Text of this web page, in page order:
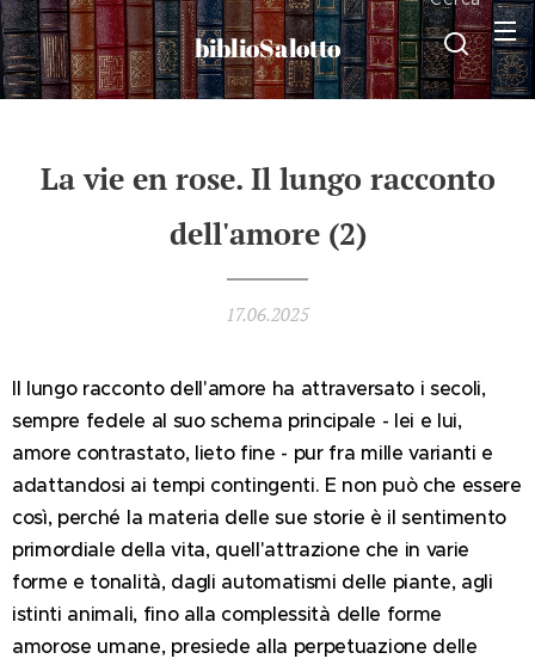
biblioSalotto
La vie en rose. Il lungo racconto
dell'amore (2)
17.06.2025
Il lungo racconto dell'amore ha attraversato i secoli,
sempre fedele al suo schema principale - lei e lui,
amore contrastato, lieto fine - pur fra mille varianti e
adattandosi ai tempi contingenti. E non può che essere
così, perché la materia delle sue storie è il sentimento
primordiale della vita, quell'attrazione che in varie
forme e tonalità, dagli automatismi delle piante, agli
istinti animali, fino alla complessità delle forme
amorose umane, presiede alla perpetuazione delle